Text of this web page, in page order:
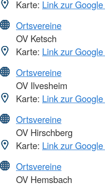
Karte: Link zur
Ortsvereine
OV Ketsch
Karte: Link zur
Ortsvereine
OV Ilvesheim
Karte: Link zur
Ortsvereine
OV Hirschberg
Karte: Link zur
Ortsvereine
OV Hemsbach